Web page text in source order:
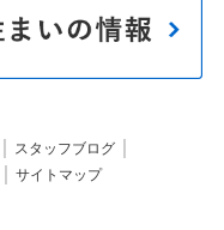
スタッフブログ
サイトマップ